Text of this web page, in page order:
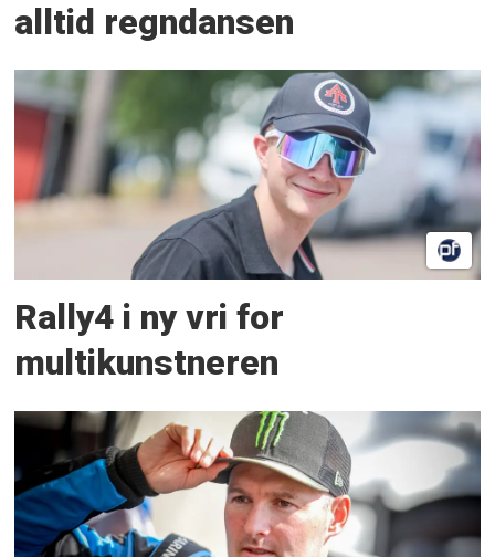
alltid regndansen
Rally4 i ny vri for
multikunstneren